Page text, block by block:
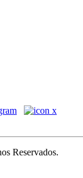
Reservados.